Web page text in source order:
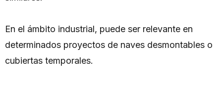
En el ámbito industrial, puede ser relevante en
determinados proyectos de naves desmontables o
cubiertas temporales.